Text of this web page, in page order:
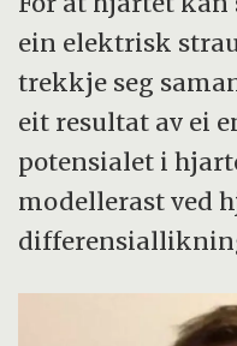
ein elektrisk
trekkje seg
eit resultat av ei
potensialet i
modellerast ved